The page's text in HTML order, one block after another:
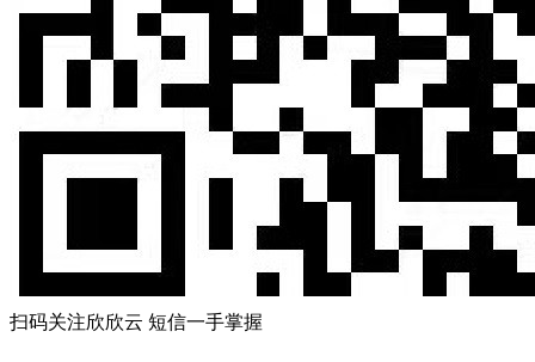
扫码关注欣欣云 短信一手掌握